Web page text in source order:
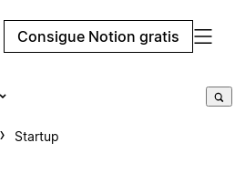
Consigue Notion gratis
Startup